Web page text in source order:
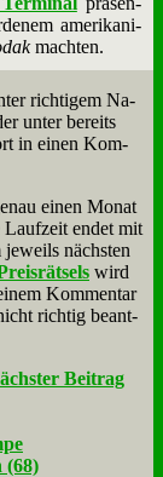
ame­ri­ka­ni­
mach­ten.
rich­ti­gem Na­
un­ter be­reits
in ei­nen Kom­
ei­nen Mo­nat
en­det mit
näch­sten
wird
Kom­men­tar
rich­tig be­ant­
(68)